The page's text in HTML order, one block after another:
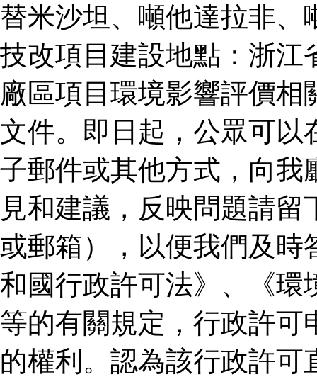
替米沙坦、噸他達拉非
技改項目建設地點：浙江
廠區項目環境影響評價
文件。即日起，公眾可以
子郵件或其他方式，向我
見和建議，反映問題請
或郵箱），以便我們及時
和國行政許可法》、《環
等的有關規定，行政許可
的權利。認為該行政許